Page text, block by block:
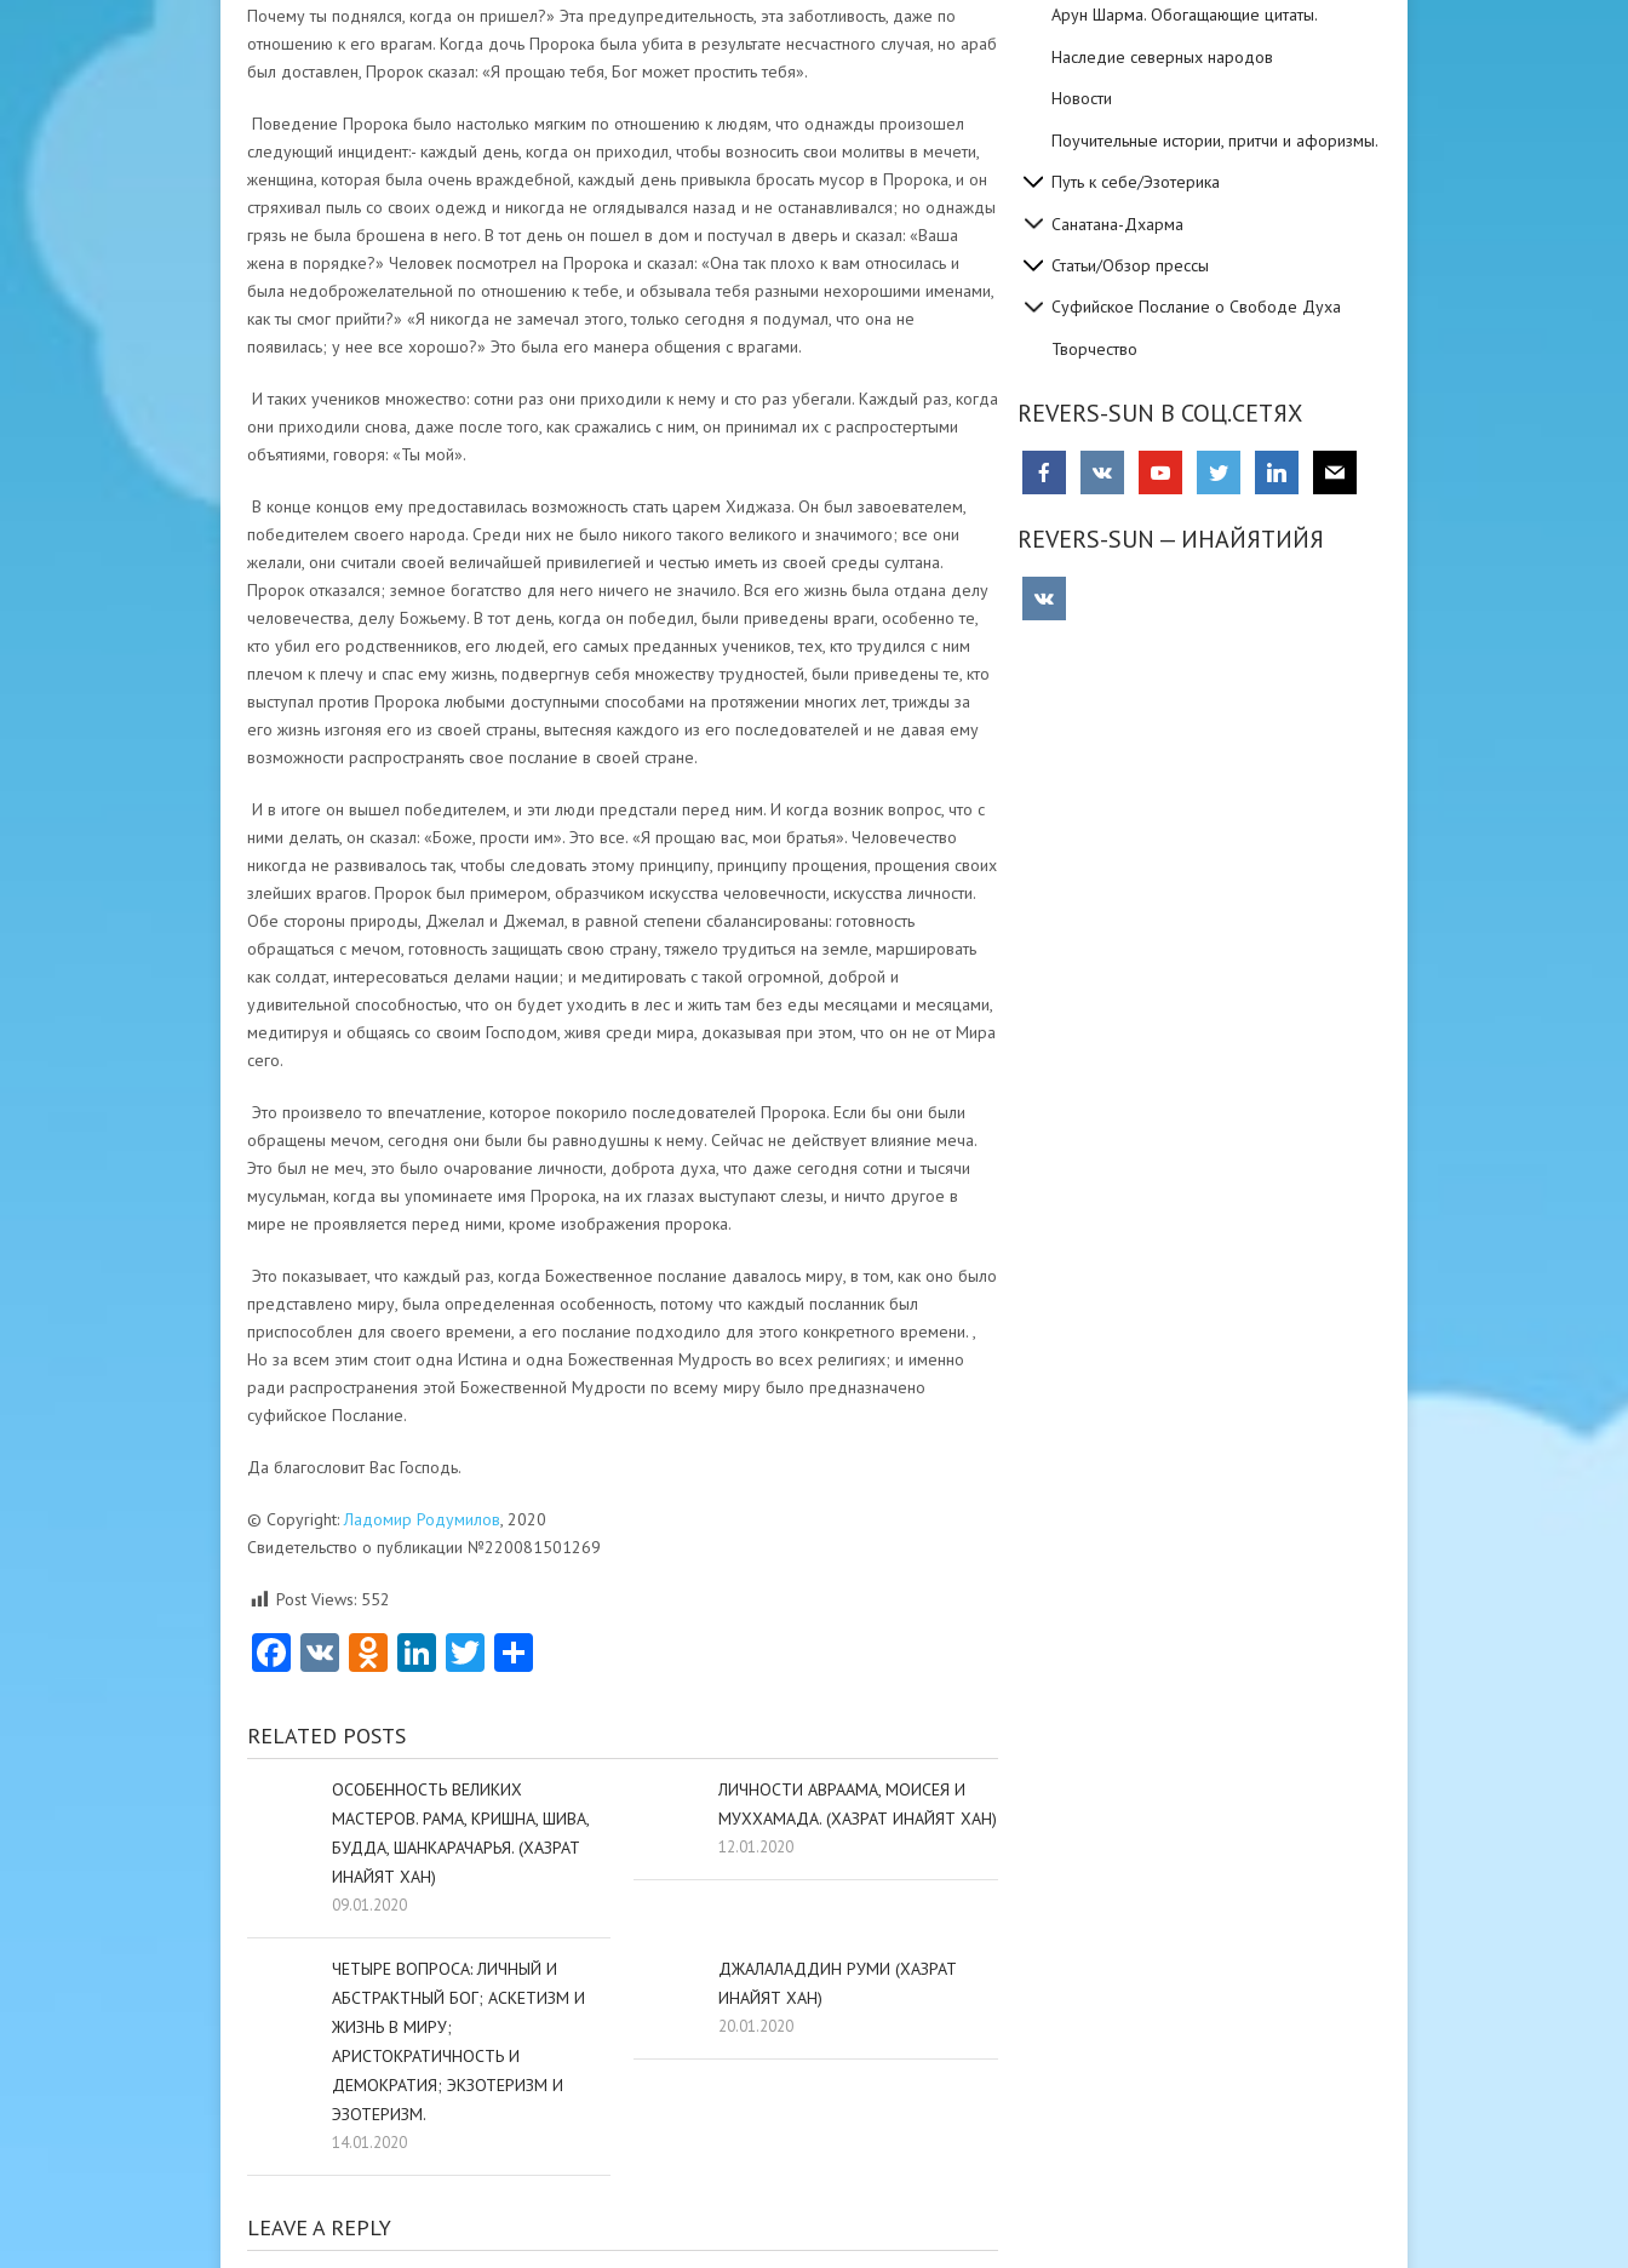
Почему ты поднялся, когда он пришел?» Эта предупредительность, эта заботливость, даже по
отношению к его врагам. Когда дочь Пророка была убита в результате несчастного случая, но араб
был доставлен, Пророк сказал: «Я прощаю тебя, Бог может простить тебя».
Поведение Пророка было настолько мягким по отношению к людям, что однажды произошел
следующий инцидент:- каждый день, когда он приходил, чтобы возносить свои молитвы в мечети,
женщина, которая была очень враждебной, каждый день привыкла бросать мусор в Пророка, и он
стряхивал пыль со своих одежд и никогда не оглядывался назад и не останавливался; но однажды
грязь не была брошена в него. В тот день он пошел в дом и постучал в дверь и сказал: «Ваша
жена в порядке?» Человек посмотрел на Пророка и сказал: «Она так плохо к вам относилась и
была недоброжелательной по отношению к тебе, и обзывала тебя разными нехорошими именами,
как ты смог прийти?» «Я никогда не замечал этого, только сегодня я подумал, что она не
появилась; у нее все хорошо?» Это была его манера общения с врагами.
И таких учеников множество: сотни раз они приходили к нему и сто раз убегали. Каждый раз, когда
они приходили снова, даже после того, как сражались с ним, он принимал их с распростертыми
объятиями, говоря: «Ты мой».
В конце концов ему предоставилась возможность стать царем Хиджаза. Он был завоевателем,
победителем своего народа. Среди них не было никого такого великого и значимого; все они
желали, они считали своей величайшей привилегией и честью иметь из своей среды султана.
Пророк отказался; земное богатство для него ничего не значило. Вся его жизнь была отдана делу
человечества, делу Божьему. В тот день, когда он победил, были приведены враги, особенно те,
кто убил его родственников, его людей, его самых преданных учеников, тех, кто трудился с ним
плечом к плечу и спас ему жизнь, подвергнув себя множеству трудностей, были приведены те, кто
выступал против Пророка любыми доступными способами на протяжении многих лет, трижды за
его жизнь изгоняя его из своей страны, вытесняя каждого из его последователей и не давая ему
возможности распространять свое послание в своей стране.
И в итоге он вышел победителем, и эти люди предстали перед ним. И когда возник вопрос, что с
ними делать, он сказал: «Боже, прости им». Это все. «Я прощаю вас, мои братья». Человечество
никогда не развивалось так, чтобы следовать этому принципу, принципу прощения, прощения своих
злейших врагов. Пророк был примером, образчиком искусства человечности, искусства личности.
Обе стороны природы, Джелал и Джемал, в равной степени сбалансированы: готовность
обращаться с мечом, готовность защищать свою страну, тяжело трудиться на земле, маршировать
как солдат, интересоваться делами нации; и медитировать с такой огромной, доброй и
удивительной способностью, что он будет уходить в лес и жить там без еды месяцами и месяцами,
медитируя и общаясь со своим Господом, живя среди мира, доказывая при этом, что он не от Мира
сего.
Это произвело то впечатление, которое покорило последователей Пророка. Если бы они были
обращены мечом, сегодня они были бы равнодушны к нему. Сейчас не действует влияние меча.
Это был не меч, это было очарование личности, доброта духа, что даже сегодня сотни и тысячи
мусульман, когда вы упоминаете имя Пророка, на их глазах выступают слезы, и ничто другое в
мире не проявляется перед ними, кроме изображения пророка.
Это показывает, что каждый раз, когда Божественное послание давалось миру, в том, как оно было
представлено миру, была определенная особенность, потому что каждый посланник был
приспособлен для своего времени, а его послание подходило для этого конкретного времени. ,
Но за всем этим стоит одна Истина и одна Божественная Мудрость во всех религиях; и именно
ради распространения этой Божественной Мудрости по всему миру было предназначено
суфийское Послание.
Да благословит Вас Господь.
© Copyright:Ладомир Родумилов, 2020
Свидетельство о публикации №220081501269
Post Views: 552
Facebook
VKOdnoklassniki
LinkedIn
TwitterОтправить
RELATED POSTS
ОСОБЕННОСТЬ ВЕЛИКИХ
МАСТЕРОВ. РАМА, КРИШНА, ШИВА,
БУДДА, ШАНКАРАЧАРЬЯ. (ХАЗРАТ
ИНАЙЯТ ХАН)
09.01.2020
ЛИЧНОСТИ АВРААМА, МОИСЕЯ И
МУХХАМАДА. (ХАЗРАТ ИНАЙЯТ ХАН)
12.01.2020
ЧЕТЫРЕ ВОПРОСА: ЛИЧНЫЙ И
АБСТРАКТНЫЙ БОГ; АСКЕТИЗМ И
ЖИЗНЬ В МИРУ;
АРИСТОКРАТИЧНОСТЬ И
ДЕМОКРАТИЯ; ЭКЗОТЕРИЗМ И
ЭЗОТЕРИЗМ.
14.01.2020
ДЖАЛАЛАДДИН РУМИ (ХАЗРАТ
ИНАЙЯТ ХАН)
20.01.2020
LEAVE A REPLY
Арун Шарма. Обогащающие цитаты.
Наследие северных народов
Новости
Поучительные истории, притчи и афоризмы.
Путь к себе/Эзотерика
Санатана-Дхарма
Статьи/Обзор прессы
Суфийское Послание о Свободе Духа
Творчество
REVERS-SUN В СОЦ.СЕТЯХ
REVERS-SUN — ИНАЙЯТИЙЯ